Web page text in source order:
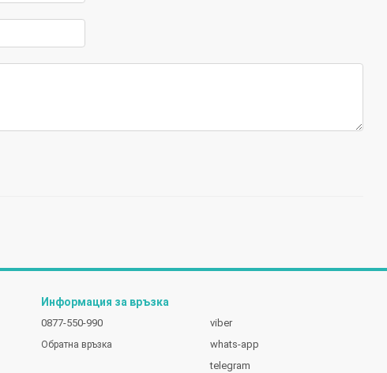
Информация за връзка
0877-550-990
Обратна връзка
viber
whats-app
telegram